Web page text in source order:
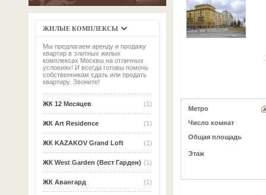
ЖИЛЫЕ КОМПЛЕКСЫ
Мы предлагаем аренду и продажу
квартир в элитных жилых
комплексах Москвы на отличных
условиях! И всегда готовы помочь
собственникам сдать или продать
квартиру. Звоните!
(1)
ЖК 12 Месяцев
(1)
ЖК Art Residence
(1)
ЖК KAZAKOV Grand Loft
(1)
ЖК West Garden (Вест Гарден)
(1)
ЖК Авангард
Метро
Число комнат
Общая площадь
Этаж